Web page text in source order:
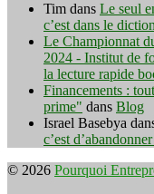
Tim dans Le seul
c’est dans le
Le Championnat
2024 - Institut de
la lecture rapide
Financements :
prime" dans Blog
Israel Basebya
c’est
© 2026 Pourquoi